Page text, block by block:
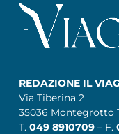
REDAZIONE IL
Via Tiberina 2
35036 Montegrotto
T. 049 8910709 – F.